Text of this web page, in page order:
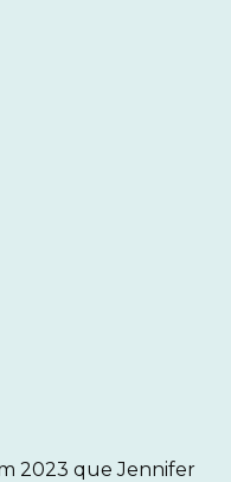
2023 que Jennifer